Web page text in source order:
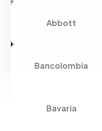
Abbott
Bancolombia
Bavaria